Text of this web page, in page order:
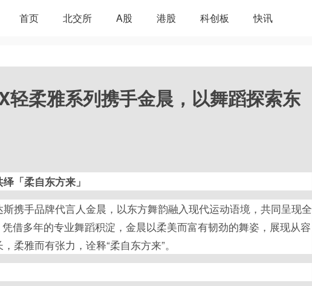
首页 北交所 A股 港股 科创板 快讯
轻柔雅系列携手金晨，以舞蹈探索东
「柔自东方来」
携手品牌代言人金晨，以东方舞韵融入现代运动语境，共同呈现全
借多年的专业舞蹈积淀，金晨以柔美而富有韧劲的舞姿，展现从容
柔雅而有张力，诠释“柔自东方来”。